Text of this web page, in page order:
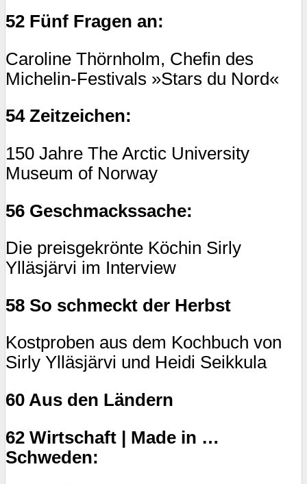
52 Fünf Fragen an:
Caroline Thörnholm, Chefin des
Michelin-Festivals »Stars du Nord«
54 Zeitzeichen:
150 Jahre The Arctic University
Museum of Norway
56 Geschmackssache:
Die preisgekrönte Köchin Sirly
Ylläsjärvi im Interview
58 So schmeckt der Herbst
Kostproben aus dem Kochbuch von
Sirly Ylläsjärvi und Heidi Seikkula
60 Aus den Ländern
62 Wirtschaft | Made in …
Schweden: